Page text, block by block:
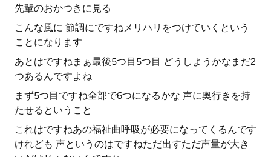
先輩のおかつきに見る
こんな風に 節調にですねメリハリをつけていくという
ことになります
あとはですねまぁ最後5つ目5つ目 どうしようかなまだ2
つあるんですよね
まず5つ目ですね全部で6つになるかな 声に奥行きを持
たせるということ
これはですねあの福祉曲呼吸が必要になってくるんです
けれども 声というのはですねただ出すただ声量が大き